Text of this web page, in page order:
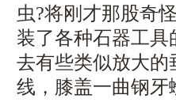
虫?将刚才那股奇
装了各种石器工
去有些类似放大的
线，膝盖一曲钢牙